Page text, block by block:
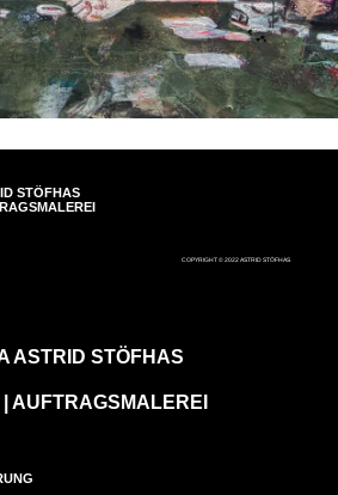
STÖFHAS
COPYRIGHT © 2022 ASTRID STÖFHAS
ASTRID STÖFHAS
AUFTRAGSMALEREI